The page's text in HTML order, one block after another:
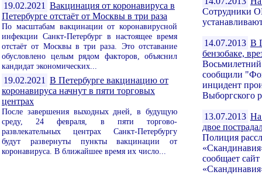
19.02.2021 Вакцинация от коронавируса в
Петербурге отстаёт от Москвы в три раза
По масштабам вакцинации от коронавирусной
инфекции Санкт-Петербург в настоящее время
отстаёт от Москвы в три раза. Это отставание
обусловлено целым рядом факторов, объяснил
кандидат экономических...
19.02.2021 В Петербурге вакцинацию от
коронавируса начнут в пяти торговых
центрах
После завершения выходных дней, в будущую
среду, 24 февраля, в пяти торгово-
развлекательных центрах Санкт-Петербургу
будут развернуты пункты вакцинации от
коронавируса. В ближайшее время их число...
Сотрудники
14.07.2013 В
бензобаке,
сообщили
инцидент
Выборгского
13.07.2013
двое
Полиция
сообщает